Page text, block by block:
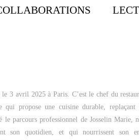
le 3 avril 2025 à Paris. C’est le chef du
qui propose une cuisine durable,
le parcours professionnel de Josselin Marie,
son quotidien, et qui nourrissent son